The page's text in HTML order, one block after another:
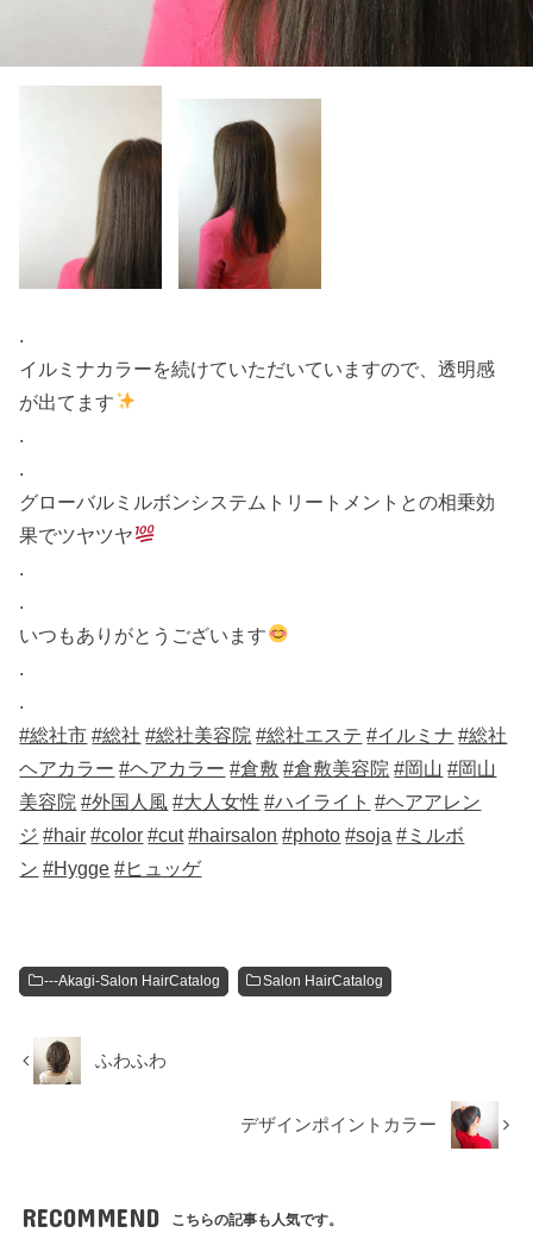
.
イルミナカラーを続けていただいていますので、透明感
が出てます
.
.
グローバルミルボンシステムトリートメントとの相乗効
果でツヤツヤ
.
.
いつもありがとうございます
.
.
#総社市 #総社 #総社美容院 #総社エステ #イルミナ #総社
ヘアカラー #ヘアカラー #倉敷 #倉敷美容院 #岡山 #岡山
美容院 #外国人風 #大人女性 #ハイライト #ヘアアレン
ジ #hair #color #cut #hairsalon #photo #soja #ミルボ
ン #Hygge #ヒュッゲ
---Akagi-Salon HairCatalog Salon HairCatalog
ふわふわ
デザインポイントカラー
RECOMMEND こちらの記事も人気です。